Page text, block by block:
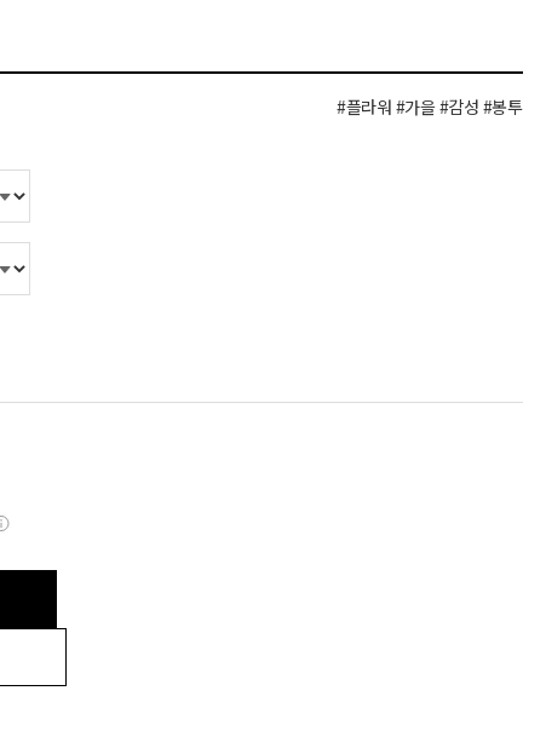
#플라워 #가을#감성 #봉투